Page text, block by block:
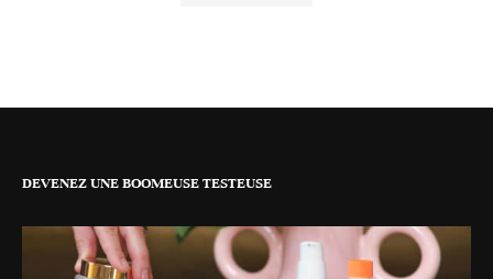
DEVENEZ UNE BOOMEUSE TESTEUSE